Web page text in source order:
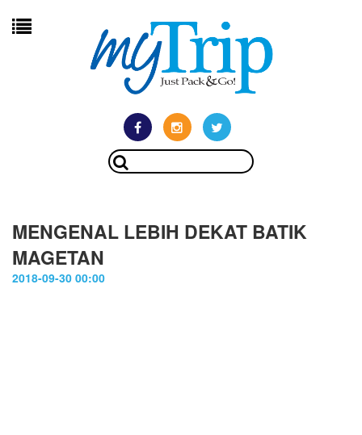
MENGENAL LEBIH DEKAT BATIK
MAGETAN
2018-09-30 00:00